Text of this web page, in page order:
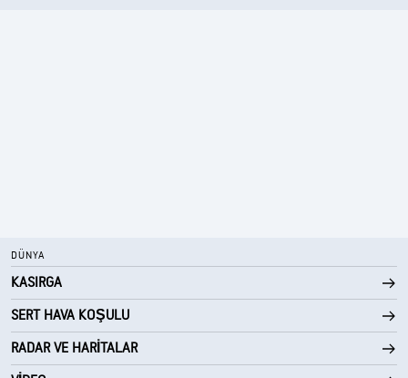
DÜNYA
KASIRGA
SERT HAVA KOŞULU
RADAR VE HARITALAR